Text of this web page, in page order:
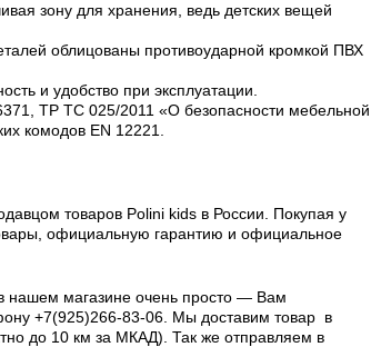
зону для хранения, ведь детских вещей
облицованы противоударной кромкой ПВХ
и удобство при эксплуатации.
ТР ТС 025/2011 «О безопасности мебельной
комодов EN 12221.
товаров Polini kids в России.
Покупая у
официальную гарантию и официальное
нашем магазине очень просто — Вам
+7(925)266-83-06. Мы доставим товар в
до 10 км за МКАД). Так же отправляем в